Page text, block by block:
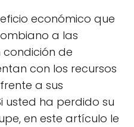
económico que
a las
de
con los recursos
a sus
usted ha perdido su
en este artículo le